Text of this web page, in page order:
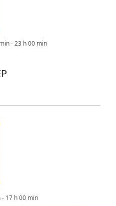
-23 h 00 min
- 17 h 00 min